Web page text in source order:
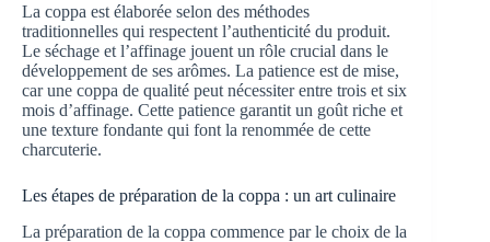
La coppa est élaborée selon des méthodes
traditionnelles qui respectent l’authenticité du produit.
Le séchage et l’affinage jouent un rôle crucial dans le
développement de ses arômes. La patience est de mise,
car une coppa de qualité peut nécessiter entre trois et six
mois d’affinage. Cette patience garantit un goût riche et
une texture fondante qui font la renommée de cette
charcuterie.
Les étapes de préparation de la coppa : un art culinaire
La préparation de la coppa commence par le choix de la